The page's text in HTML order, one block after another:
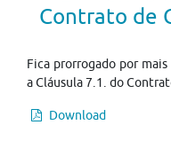
Contrato de
Fica prorrogado por
a Cláusula 7.1. do
Download